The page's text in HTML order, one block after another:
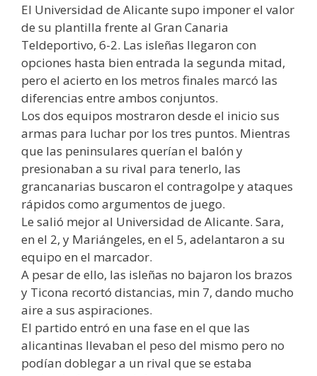
El Universidad de Alicante supo imponer el valor
de su plantilla frente al Gran Canaria
Teldeportivo, 6-2. Las isleñas llegaron con
opciones hasta bien entrada la segunda mitad,
pero el acierto en los metros finales marcó las
diferencias entre ambos conjuntos.
Los dos equipos mostraron desde el inicio sus
armas para luchar por los tres puntos. Mientras
que las peninsulares querían el balón y
presionaban a su rival para tenerlo, las
grancanarias buscaron el contragolpe y ataques
rápidos como argumentos de juego.
Le salió mejor al Universidad de Alicante. Sara,
en el 2, y Mariángeles, en el 5, adelantaron a su
equipo en el marcador.
A pesar de ello, las isleñas no bajaron los brazos
y Ticona recortó distancias, min 7, dando mucho
aire a sus aspiraciones.
El partido entró en una fase en el que las
alicantinas llevaban el peso del mismo pero no
podían doblegar a un rival que se estaba